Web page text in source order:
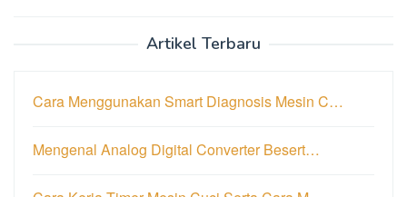
Artikel Terbaru
Cara Menggunakan Smart Diagnosis Mesin C…
Mengenal Analog Digital Converter Besert…